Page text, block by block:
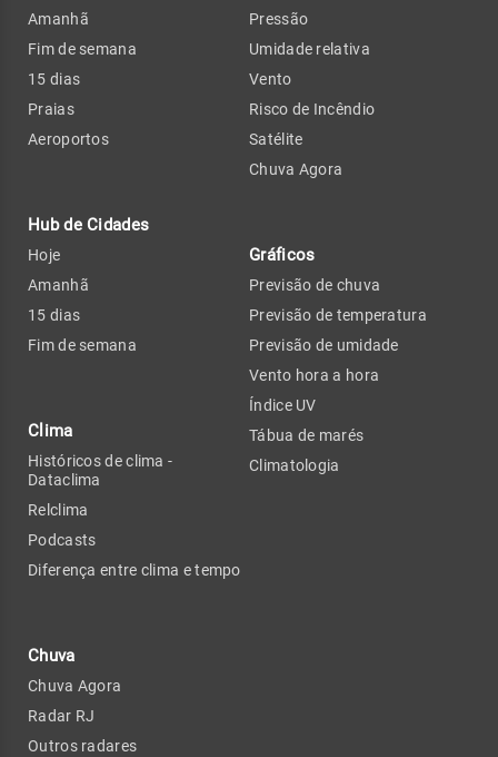
Amanhã
Fim de semana
15 dias
Praias
Aeroportos
Hub de Cidades
Hoje
Amanhã
15 dias
Fim de semana
Clima
Históricos de clima -
Dataclima
Relclima
Podcasts
Diferença entre clima e tempo
Chuva
Chuva Agora
Radar RJ
Outros radares
Pressão
Umidade relativa
Vento
Risco de Incêndio
Satélite
Chuva Agora
Gráficos
Previsão de chuva
Previsão de temperatura
Previsão de umidade
Vento hora a hora
Índice UV
Tábua de marés
Climatologia